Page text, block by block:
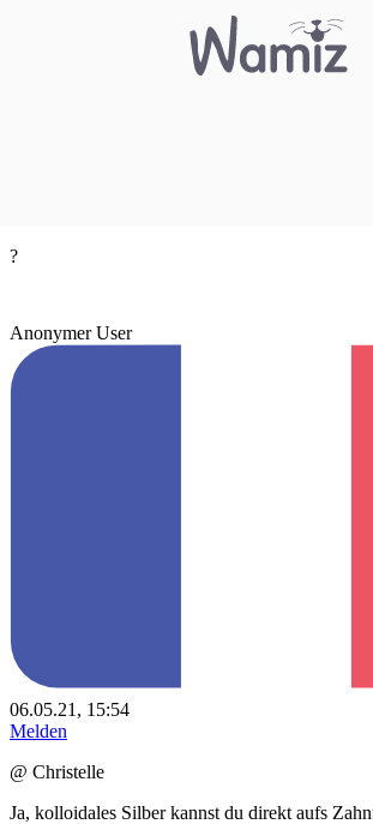
?
Anonymer User
06.05.21, 15:54
Melden
@ Christelle
Ja, kolloidales Silber kannst du direkt aufs